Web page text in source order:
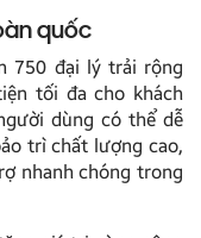
quốc
750 đại lý trải rộng
tối đa cho khách
dùng có thể dễ
trì chất lượng cao,
nhanh chóng trong